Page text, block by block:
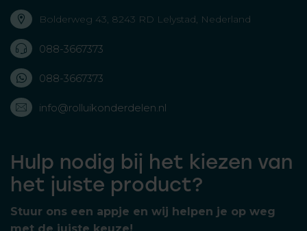
Bolderweg 43, 8243 RD Lelystad, Nederland
088-3667373
088-3667373
info@rolluikonderdelen.nl
Hulp nodig bij het kiezen van
het juiste product?
Stuur ons een appje en wij helpen je op weg